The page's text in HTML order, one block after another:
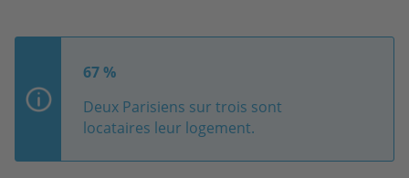
67 %
Deux Parisiens sur trois sont
locataires leur logement.